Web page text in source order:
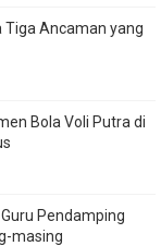
Tiga Ancaman yang
Bola Voli Putra di
Pendamping
masing